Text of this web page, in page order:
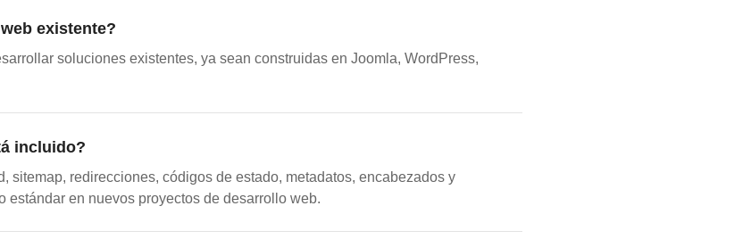
existente?
soluciones existentes, ya sean construidas en Joomla, WordPress,
incluido?
sitemap, redirecciones, códigos de estado, metadatos, encabezados y
estándar en nuevos proyectos de desarrollo web.